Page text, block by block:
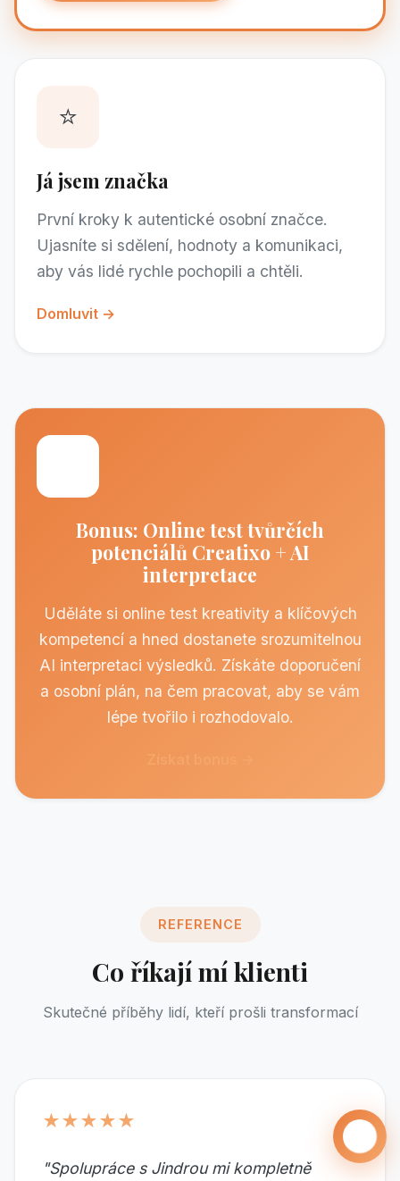
⭐
Já jsem značka
První kroky k autentické osobní značce.
Ujasníte si sdělení, hodnoty a komunikaci,
aby vás lidé rychle pochopili a chtěli.
Domluvit →
Bonus: Online test tvůrčích
potenciálů Creatixo + AI
interpretace
Uděláte si online test kreativity a klíčových
kompetencí a hned dostanete srozumitelnou
AI interpretaci výsledků. Získáte doporučení
a osobní plán, na čem pracovat, aby se vám
lépe tvořilo i rozhodovalo.
REFERENCE
Co říkají mí klienti
Skutečné příběhy lidí, kteří prošli transformací
★★★★★
"Spolupráce s Jindrou mi kompletně